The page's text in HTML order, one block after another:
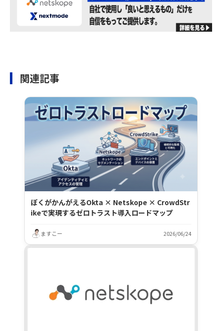
関連記事
ぼくがかんがえるOkta × Netskope × CrowdStr
ikeで実現するゼロトラスト導入ロードマップ
ますこー 2026/06/24